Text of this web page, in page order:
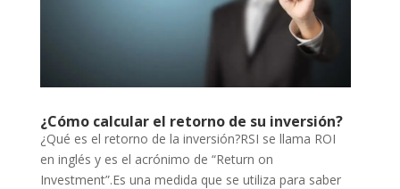
¿Cómo calcular el retorno de su inversión?
¿Qué es el retorno de la inversión?RSI se llama ROI
en inglés y es el acrónimo de “Return on
Investment”.Es una medida que se utiliza para saber